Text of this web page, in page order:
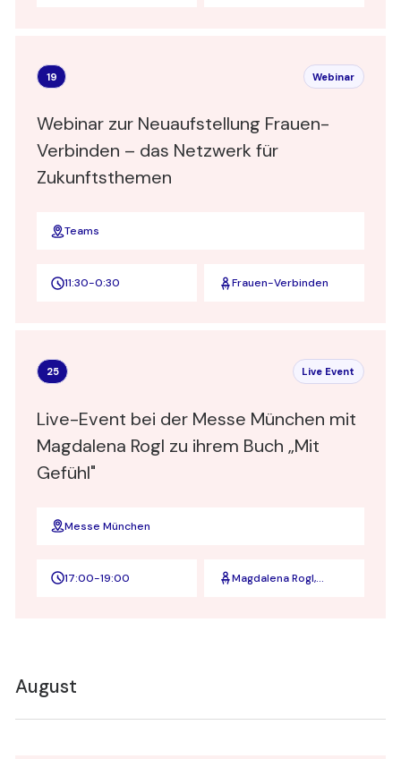
19 Webinar
Webinar zur Neuaufstellung Frauen-
Verbinden – das Netzwerk für
Zukunftsthemen
Teams
11:30-0:30 Frauen-Verbinden
25 Live Event
Live-Event bei der Messe München mit
Magdalena Rogl zu ihrem Buch „Mit
Gefühl"
Messe München
17:00-19:00
Magdalena Rogl,
August